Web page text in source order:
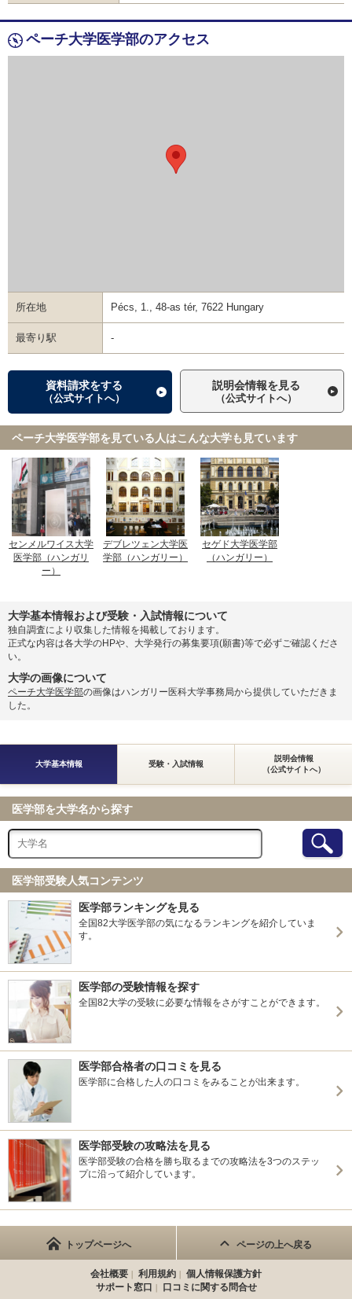
ペーチ大学医学部のアクセス
所在地 Pécs, 1., 48-as tér, 7622 Hungary
最寄り駅 -
資料請求をする
（公式サイトへ）
説明会情報を見る
（公式サイトへ）
ペーチ大学医学部を見ている人はこんな大学も見ています
センメルワイス大学
医学部（ハンガリ
ー）
デブレツェン大学医
学部（ハンガリー）
セゲド大学医学部
（ハンガリー）
大学基本情報および受験・入試情報について
独自調査により収集した情報を掲載しております。
正式な内容は各大学のHPや、大学発行の募集要項(願書)等で必ずご確認くださ
い。
大学の画像について
ペーチ大学医学部の画像はハンガリー医科大学事務局から提供していただきま
した。
大学基本情報 受験・入試情報
説明会情報
（公式サイトへ）
医学部を大学名から探す
医学部受験人気コンテンツ
医学部ランキングを見る
全国82大学医学部の気になるランキングを紹介していま
す。
医学部の受験情報を探す
全国82大学の受験に必要な情報をさがすことができます。
医学部合格者の口コミを見る
医学部に合格した人の口コミをみることが出来ます。
医学部受験の攻略法を見る
医学部受験の合格を勝ち取るまでの攻略法を3つのステッ
プに沿って紹介しています。
トップページへ ページの上へ戻る
会社概要 利用規約
個人情報保護方針
サポート窓口
口コミに関する問合せ